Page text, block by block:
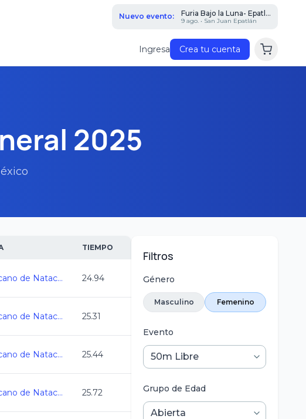
Nuevo evento: Furia Bajo la Luna- Epatl...
9 ago. • San Juan Epatlán
Ingresa Crea tu cuenta
2025
TIEMPO
Abierto Mexicano de Natacion 2025 24.94
Abierto Mexicano de Natacion 2025 25.31
Abierto Mexicano de Natacion 2025 25.44
Abierto Mexicano de Natacion 2025 25.72
Filtros
Género
Masculino Femenino
Evento
Grupo de Edad